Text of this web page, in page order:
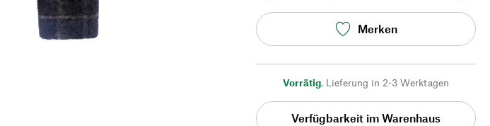
Merken
Vorrätig, Lieferung in 2-3 Werktagen
Verfügbarkeit im Warenhaus